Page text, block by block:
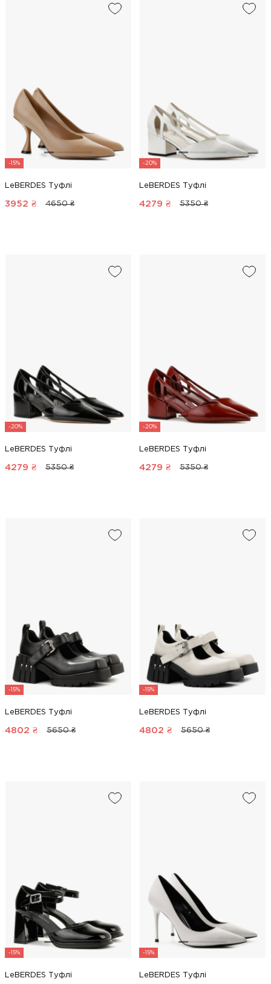
-15%
LeBERDES Туфлі
3952 ₴ 4650 ₴
-20%
LeBERDES Туфлі
4279 ₴ 5350 ₴
-20%
LeBERDES Туфлі
4279 ₴ 5350 ₴
-20%
LeBERDES Туфлі
4279 ₴ 5350 ₴
-15%
LeBERDES Туфлі
4802 ₴ 5650 ₴
-15%
LeBERDES Туфлі
4802 ₴ 5650 ₴
-15%
LeBERDES Туфлі
-15%
LeBERDES Туфлі